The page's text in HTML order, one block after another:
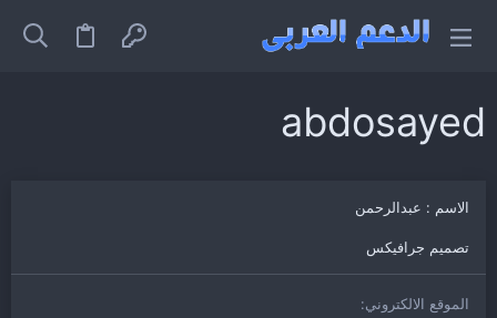
abdosayed
الاسم : عبدالرحمن
تصميم جرافيكس
الموقع الالكتروني